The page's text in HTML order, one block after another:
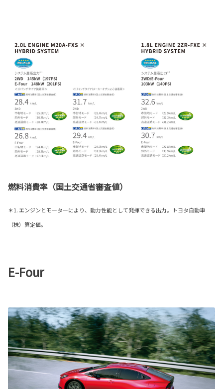
燃料消費率（国土交通省審査値）
＊1. エンジンとモーターにより、動力性能として発揮できる出力。トヨタ自動車
（株）算定値。
E-Four